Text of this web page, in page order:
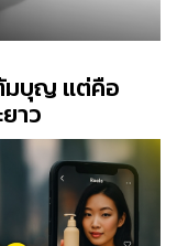
ต้มบุญ แต่คือ
าว